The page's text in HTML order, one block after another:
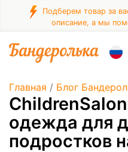
Подберем товар за
описание, а мы
Главная / Блог
одежда для
подростков